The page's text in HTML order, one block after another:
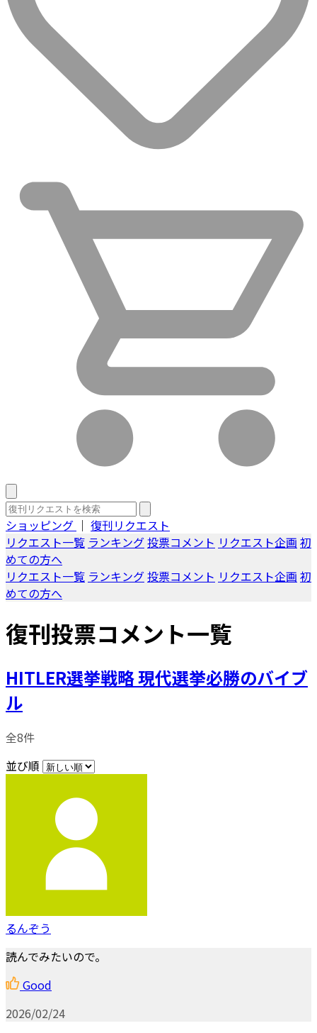
ショッピング ｜ 復刊リクエスト
リクエスト一覧 ランキング投票コメント リクエスト企画 初
めての方へ
リクエスト一覧 ランキング投票コメント リクエスト企画 初
めての方へ
復刊投票コメント一覧
HITLER選挙戦略 現代選挙必勝のバイブ
ル
全8件
並び順
るんぞう
読んでみたいので。
Good
2026/02/24